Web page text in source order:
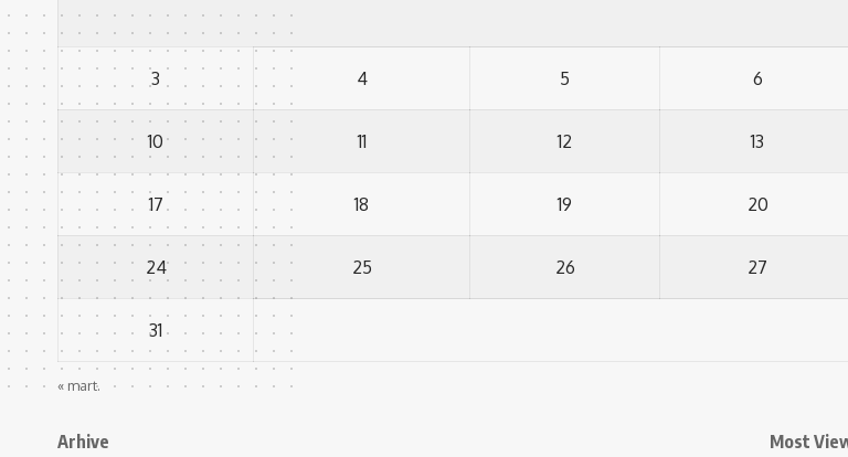
3 4 5 6
10 11 12 13
17 18 19 20
24 25 26 27
31
« mart.
Arhive Most